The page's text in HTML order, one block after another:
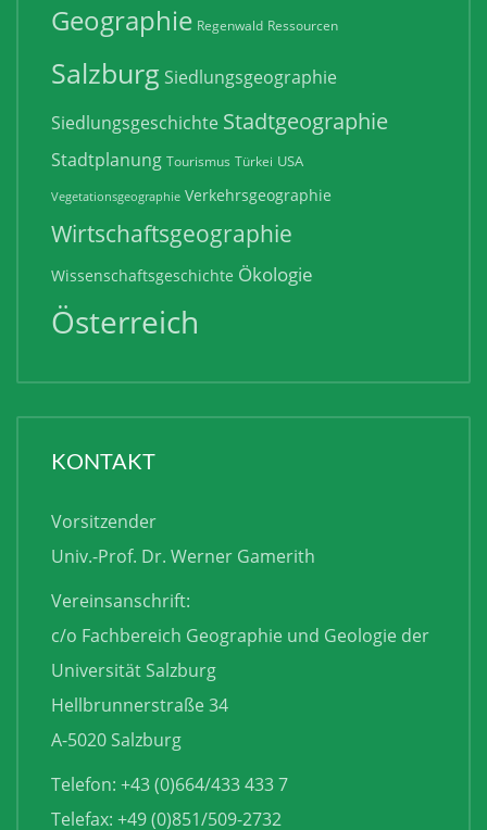
Geographie Regenwald Ressourcen
Salzburg Siedlungsgeographie
Siedlungsgeschichte Stadtgeographie
Stadtplanung Tourismus Türkei USA
Vegetationsgeographie Verkehrsgeographie
Wirtschaftsgeographie
Wissenschaftsgeschichte Ökologie
Österreich
KONTAKT
Vorsitzender
Univ.-Prof. Dr. Werner Gamerith
Vereinsanschrift:
c/o Fachbereich Geographie und Geologie der
Universität Salzburg
Hellbrunnerstraße 34
A-5020 Salzburg
Telefon: +43 (0)664/433 433 7
Telefax: +49 (0)851/509-2732